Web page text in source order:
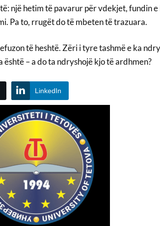
një hetim të pavarur për vdekjet, fundin e
Pa to, rrugët do të mbeten të trazuara.
të heshtë. Zëri i tyre tashmë e ka
– a do ta ndryshojë kjo të ardhmen?
LinkedIn